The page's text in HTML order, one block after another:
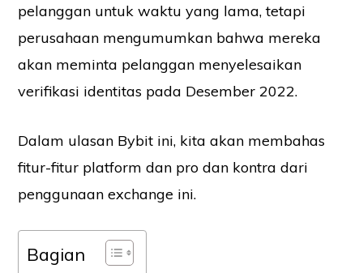
pelanggan untuk waktu yang lama, tetapi
perusahaan mengumumkan bahwa mereka
akan meminta pelanggan menyelesaikan
verifikasi identitas pada Desember 2022.
Dalam ulasan Bybit ini, kita akan membahas
fitur-fitur platform dan pro dan kontra dari
penggunaan exchange ini.
Bagian